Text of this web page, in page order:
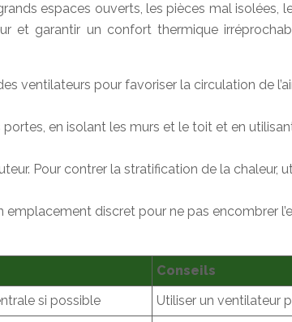
espaces ouverts, les pièces mal
et garantir un confort thermique
ventilateurs pour favoriser la circulation de
en isolant les murs et le toit et en
Pour contrer la stratification de la
discret pour ne pas encombrer
Conseils
si possible
Utiliser un ventilateur